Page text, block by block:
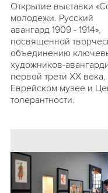
Открытие выставки
молодежи. Русский
авангард 1909 - 1914»,
посвященной
объединению
художников-
первой трети ХХ века,
Еврейском музее и
толерантности.